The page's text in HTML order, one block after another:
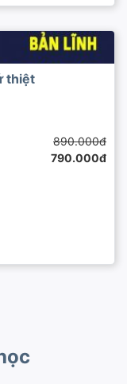
thiệt
890.000đ
790.000đ